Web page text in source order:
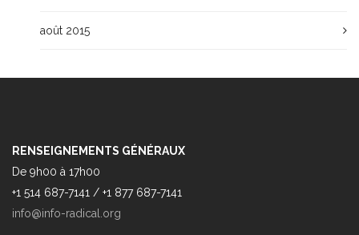
août 2015
RENSEIGNEMENTS GÉNÉRAUX
De 9h00 à 17h00
+1 514 687-7141 / +1 877 687-7141
info@info-radical.org